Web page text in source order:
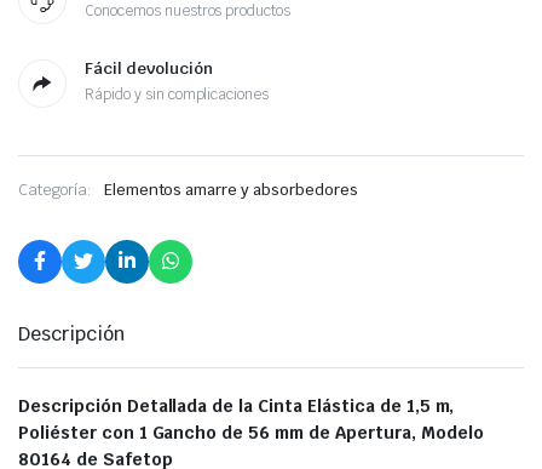
Conocemos nuestros productos
Fácil devolución
Rápido y sin complicaciones
Categoría: Elementos amarre y absorbedores
Descripción
Descripción Detallada de la Cinta Elástica de 1,5 m,
Poliéster con 1 Gancho de 56 mm de Apertura, Modelo
80164 de Safetop